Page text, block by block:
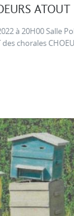
ATOUT
à 20H00 Salle
des chorales